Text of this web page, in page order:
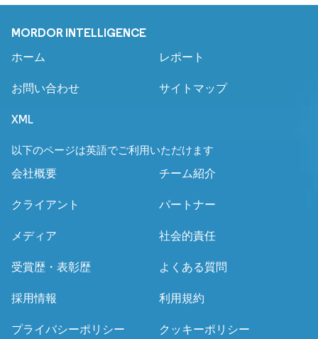
MORDOR INTELLIGENCE
ホーム レポート
お問い合わせ サイトマップ
XML
以下のページは英語でご利用いただけます
会社概要
チーム紹介
クライアント パートナー
メディア 社会的責任
受賞歴・表彰歴 よくある質問
採用情報 利用規約
プライバシーポリシー クッキーポリシー